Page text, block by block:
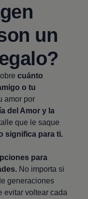
un
cuánto
o tu
amor por
del Amor y la
que le saque
significa para ti.
para
No importa si
generaciones
evitar voltear cada